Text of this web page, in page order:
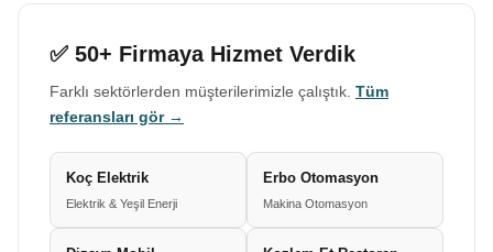
✅ 50+ Firmaya Hizmet Verdik
Farklı sektörlerden müşterilerimizle çalıştık. Tüm
referansları gör →
Koç Elektrik
Elektrik & Yeşil Enerji
Erbo Otomasyon
Makina Otomasyon